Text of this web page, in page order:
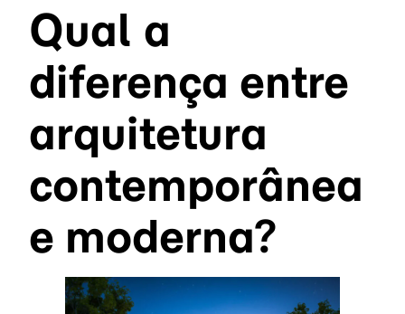
Qual a
diferença entre
arquitetura
contemporânea
e moderna?